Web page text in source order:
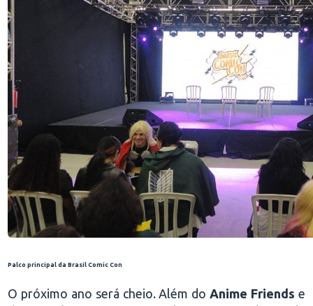
Palco principal da Brasil Comic Con
O próximo ano será cheio. Além doAnime Friends e